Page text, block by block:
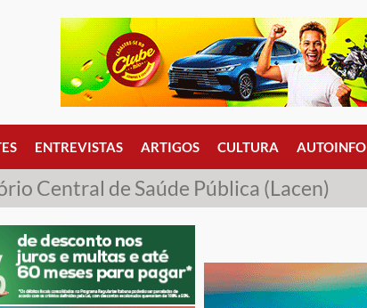
ENTREVISTAS ARTIGOS CULTURA AUTOINFO
Central de Saúde Pública (Lacen)